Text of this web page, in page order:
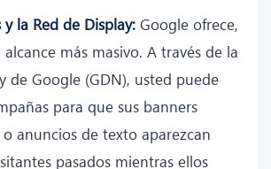
la Red de Display: Google ofrece,
más masivo. A través de la
de Google (GDN), usted puede
para que sus banners
anuncios de texto aparezcan
pasados mientras ellos